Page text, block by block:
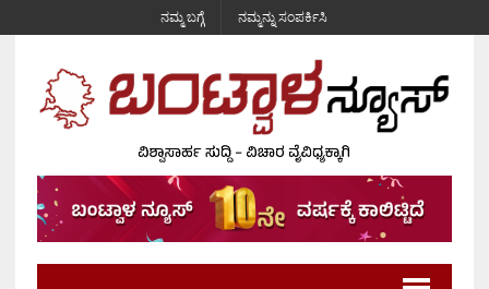
ನಮ್ಮ ಬಗ್ಗೆ ನಮ್ಮನ್ನು ಸಂಪರ್ಕಿಸಿ